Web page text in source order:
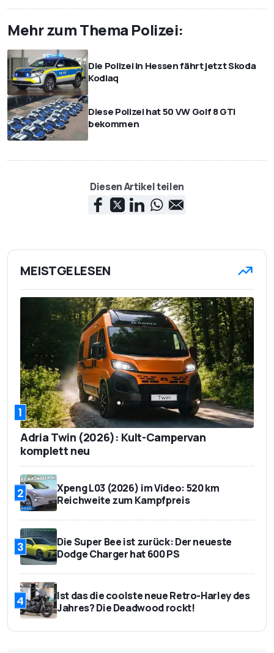
Mehr zum Thema Polizei:
Die Polizei in Hessen fährt jetzt Skoda
Kodiaq
Diese Polizei hat 50 VW Golf 8 GTI
bekommen
Diesen Artikel teilen
MEISTGELESEN
1
Adria Twin (2026): Kult-Campervan
komplett neu
2
Xpeng L03 (2026) im Video: 520 km
Reichweite zum Kampfpreis
3
Die Super Bee ist zurück: Der neueste
Dodge Charger hat 600 PS
4
Ist das die coolste neue Retro-Harley des
Jahres? Die Deadwood rockt!